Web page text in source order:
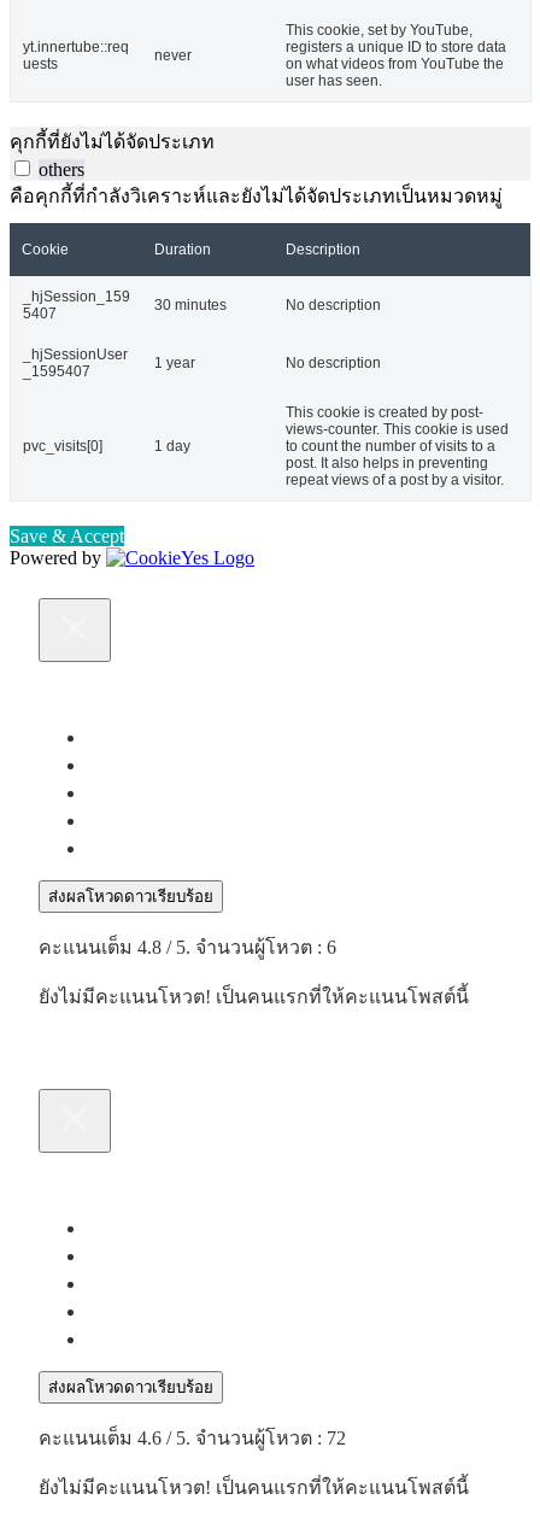
yt.innertube::req
uests
never
This cookie, set by YouTube,
registers a unique ID to store data
on what videos from YouTube the
user has seen.
คุกกี้ที่ยังไม่ได้จัดประเภท
others
คือคุกกี้ที่กำลังวิเคราะห์และยังไม่ได้จัดประเภทเป็นหมวดหมู่
Cookie Duration Description
_hjSession_159
5407
30 minutes No description
_hjSessionUser
_1595407
1 year No description
pvc_visits[0] 1 day
This cookie is created by post-
views-counter. This cookie is used
to count the number of visits to a
post. It also helps in preventing
repeat views of a post by a visitor.
Save & Accept
Powered by
ส่งผลโหวดดาวเรียบร้อย
คะแนนเต็ม 4.8 / 5. จำนวนผู้โหวต : 6
ยังไม่มีคะแนนโหวต! เป็นคนแรกที่ให้คะแนนโพสต์นี้
ส่งผลโหวดดาวเรียบร้อย
คะแนนเต็ม 4.6 / 5. จำนวนผู้โหวต : 72
ยังไม่มีคะแนนโหวต! เป็นคนแรกที่ให้คะแนนโพสต์นี้